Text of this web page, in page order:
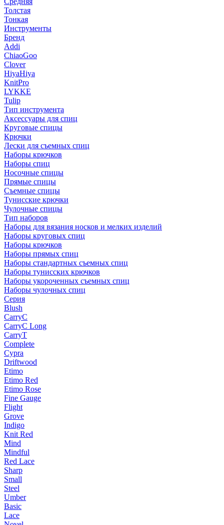
Толстая
Тонкая
Инструменты
Бренд
Addi
ChiaoGoo
Clover
HiyaHiya
KnitPro
LYKKE
Tulip
Тип инструмента
Аксессуары для спиц
Круговые спицы
Крючки
Лески для съемных спиц
Наборы крючков
Наборы спиц
Носочные спицы
Прямые спицы
Съемные спицы
Тунисские крючки
Чулочные спицы
Тип наборов
Наборы для вязания носков и мелких изделий
Наборы круговых спиц
Наборы крючков
Наборы прямых спиц
Наборы стандартных съемных спиц
Наборы тунисских крючков
Наборы укороченных съемных спиц
Наборы чулочных спиц
Серия
Blush
CarryC
CarryC Long
CarryT
Complete
Cypra
Driftwood
Etimo
Etimo Red
Etimo Rose
Fine Gauge
Flight
Grove
Indigo
Knit Red
Mind
Mindful
Red Lace
Sharp
Small
Steel
Umber
Basic
Lace